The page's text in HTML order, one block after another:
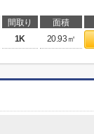
間取り 面積
1K 20.93㎡